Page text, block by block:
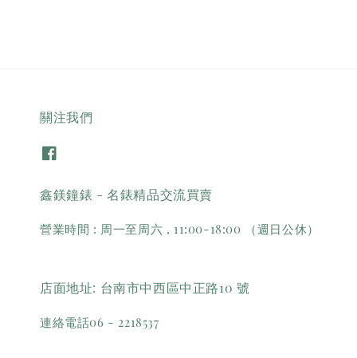
關注我們
鑫鎂鐘錶 - 名錶精品交流買賣
營業時間 : 周一至周六 , 11:00-18:00 （週日公休）
店面地址: 台南市中西區中正路10 號
連絡電話06 - 2218537